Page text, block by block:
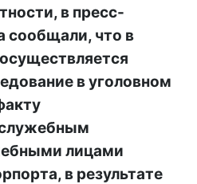
в пресс-
сообщали, что в
в уголовном
лицами
в результате